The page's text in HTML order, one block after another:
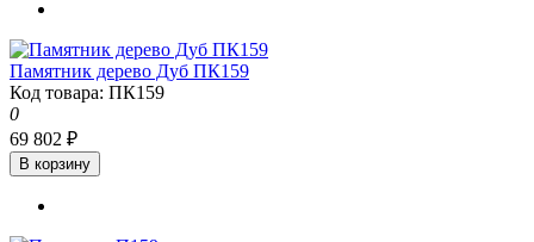
Памятник дерево Дуб ПК159
Код товара: ПК159
0
69 802 ₽
В корзину